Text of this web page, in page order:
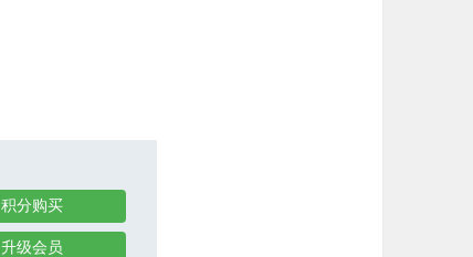
积分购买
升级会员